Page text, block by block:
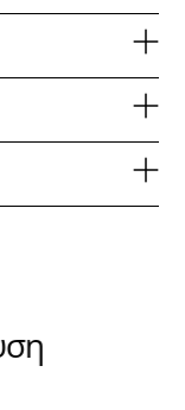
σημείο κάθε
και